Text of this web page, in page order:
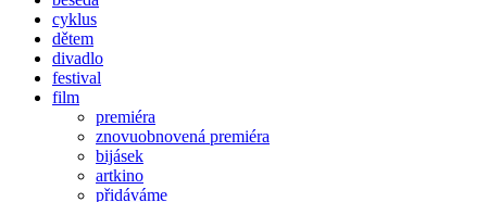
cyklus
dětem
divadlo
festival
film
premiéra
znovuobnovená premiéra
bijásek
artkino
přidáváme